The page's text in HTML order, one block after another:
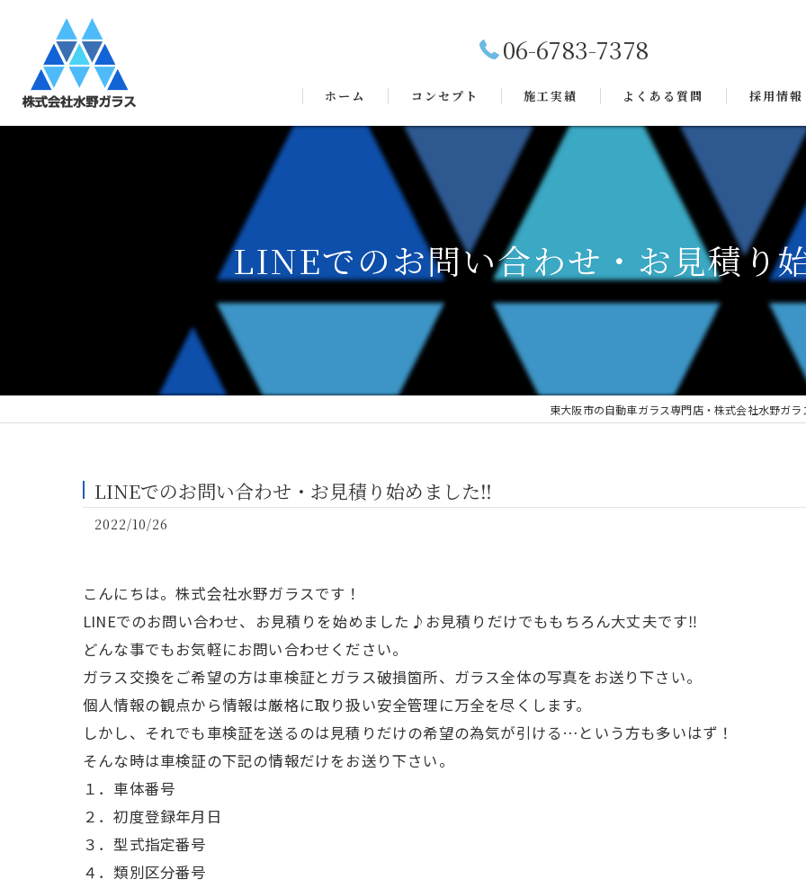
06-6783-7378
ホーム コンセプト 施工実績 よくある質問 採用情報
LINEでのお問い合わせ・お見積り
東大阪市の自動車ガラス専門店・株式会社水野ガラ
LINEでのお問い合わせ・お見積り始めました‼
2022/10/26
こんにちは。株式会社水野ガラスです！
LINEでのお問い合わせ、お見積りを始めました♪お見積りだけでももちろん大丈夫です‼
どんな事でもお気軽にお問い合わせください。
ガラス交換をご希望の方は車検証とガラス破損箇所、ガラス全体の写真をお送り下さい。
個人情報の観点から情報は厳格に取り扱い安全管理に万全を尽くします。
しかし、それでも車検証を送るのは見積りだけの希望の為気が引ける…という方も多いはず！
そんな時は車検証の下記の情報だけをお送り下さい。
１．車体番号
２．初度登録年月日
３．型式指定番号
４．類別区分番号